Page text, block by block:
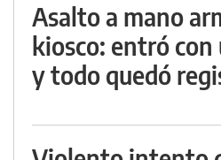
Asalto a mano
kiosco: entró
y todo quedó